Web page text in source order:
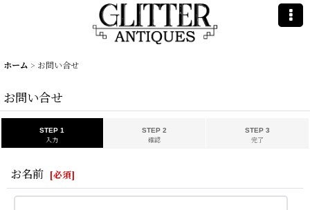
ホーム > お問い合せ
お問い合せ
STEP 1
入力
STEP 2
確認
STEP 3
完了
お名前 [必須]